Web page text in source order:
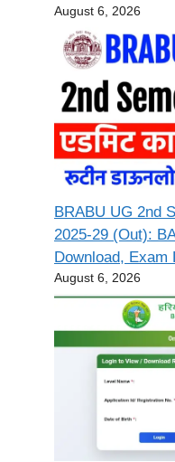
August 6, 2026
BRABU UG 2nd
2025-29 (Out):
Download, Exam
August 6, 2026